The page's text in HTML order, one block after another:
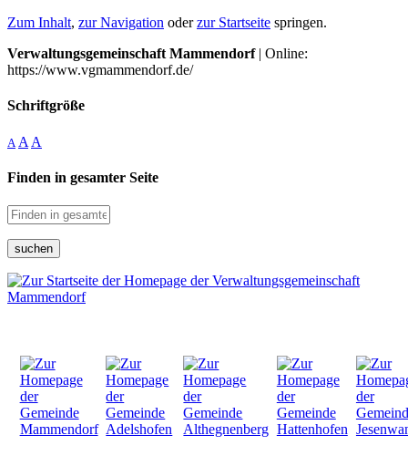
Zum Inhalt, zur Navigation oderzur Startseite springen.
Verwaltungsgemeinschaft Mammendorf| Online:
https://www.vgmammendorf.de/
Schriftgröße
A A A
Finden in gesamter Seite
suchen